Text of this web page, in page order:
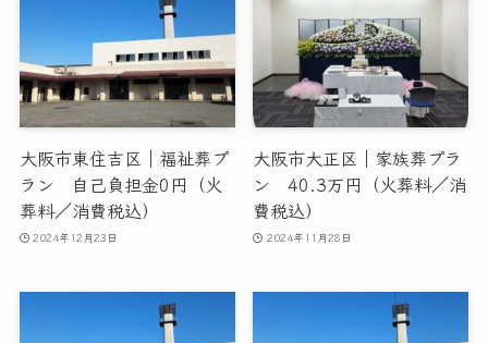
大阪市東住吉区｜福祉葬プ
ラン 自己負担金0円（火
葬料／消費税込）
2024年12月23日
大阪市大正区｜家族葬プラ
ン 40.3万円（火葬料／消
費税込）
2024年11月28日